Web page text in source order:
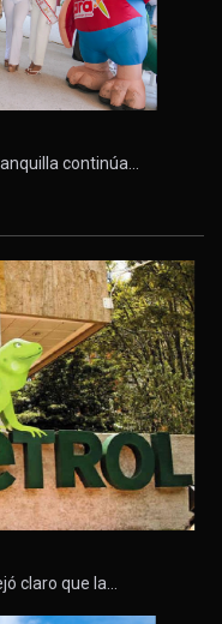
continúa…
claro que la…